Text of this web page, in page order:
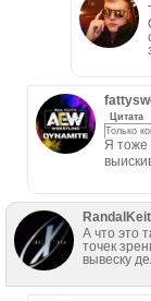
Цитата
Только
Я тоже
А что это
точек
вывеску